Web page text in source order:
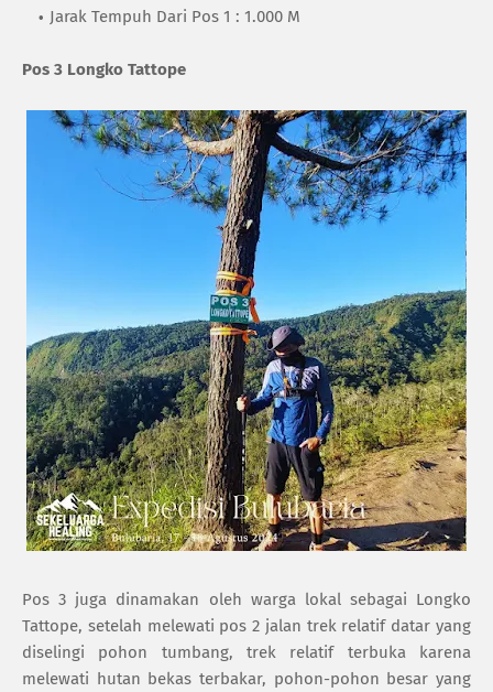
Jarak Tempuh Dari Pos 1 : 1.000 M
Pos 3 Longko Tattope
Pos 3 juga dinamakan oleh warga lokal sebagai Longko
Tattope, setelah melewati pos 2 jalan trek relatif datar yang
diselingi pohon tumbang, trek relatif terbuka karena
melewati hutan bekas terbakar, pohon-pohon besar yang